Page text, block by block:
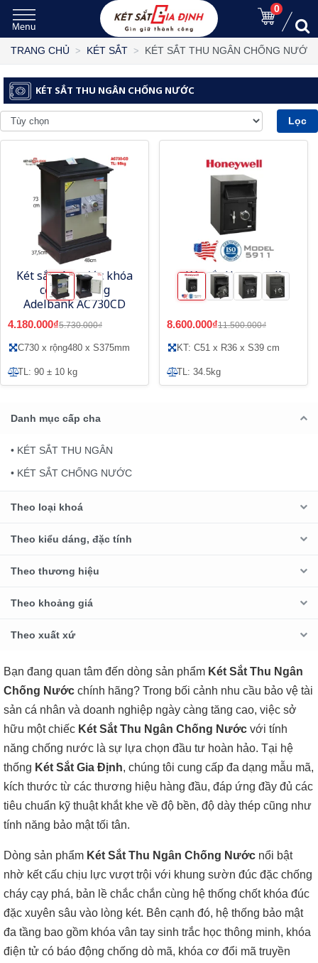
0
TRANG CHỦ KÉT SẮT KÉT SẮT THU NGÂN CHỐNG NƯỚC
KÉT SẮT THU NGÂN CHỐNG NƯỚC
Lọc
Két sắt công đức khóa
cơ phổ thông
Adelbank AC730CD
4.180.000₫5.730.000₫
C730 x rộng480 x S375mm
TL: 90 ± 10 kg
Két sắt Honeywell
HW5911
8.600.000₫11.500.000₫
KT: C51 x R36 x S39 cm
TL: 34.5kg
Danh mục cấp cha
• KÉT SẮT THU NGÂN
• KÉT SẮT CHỐNG NƯỚC
Theo loại khoá
Theo kiểu dáng, đặc tính
Theo thương hiệu
Theo khoảng giá
Theo xuất xứ
Bạn đang quan tâm đến dòng sản phẩm Két Sắt Thu Ngân
Chống Nước chính hãng? Trong bối cảnh nhu cầu bảo vệ tài
sản cá nhân và doanh nghiệp ngày càng tăng cao, việc sở
hữu một chiếc Két Sắt Thu Ngân Chống Nước với tính
năng chống nước là sự lựa chọn đầu tư hoàn hảo. Tại hệ
thống Két Sắt Gia Định, chúng tôi cung cấp đa dạng mẫu mã,
kích thước từ các thương hiệu hàng đầu, đáp ứng đầy đủ các
tiêu chuẩn kỹ thuật khắt khe về độ bền, độ dày thép cũng như
tính năng bảo mật tối tân.
Dòng sản phẩm Két Sắt Thu Ngân Chống Nước nổi bật
nhờ kết cấu chịu lực vượt trội với khung sườn đúc đặc chống
cháy cạy phá, bản lề chắc chắn cùng hệ thống chốt khóa đúc
đặc xuyên sâu vào lòng két. Bên cạnh đó, hệ thống bảo mật
đa tầng bao gồm khóa vân tay sinh trắc học thông minh, khóa
điện tử có báo động chống dò mã, khóa cơ đổi mã truyền